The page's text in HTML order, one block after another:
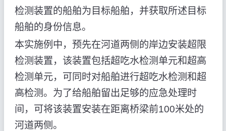
检测装置的船舶为目标船舶，并获取所述目标
船舶的身份信息。
本实施例中，预先在河道两侧的岸边安装超限
检测装置，该装置包括超吃水检测单元和超高
检测单元，可同时对船舶进行超吃水检测和超
高检测。为了给船舶留出足够的应急处理时
间，可将该装置安装在距离桥梁前100米处的
河道两侧。